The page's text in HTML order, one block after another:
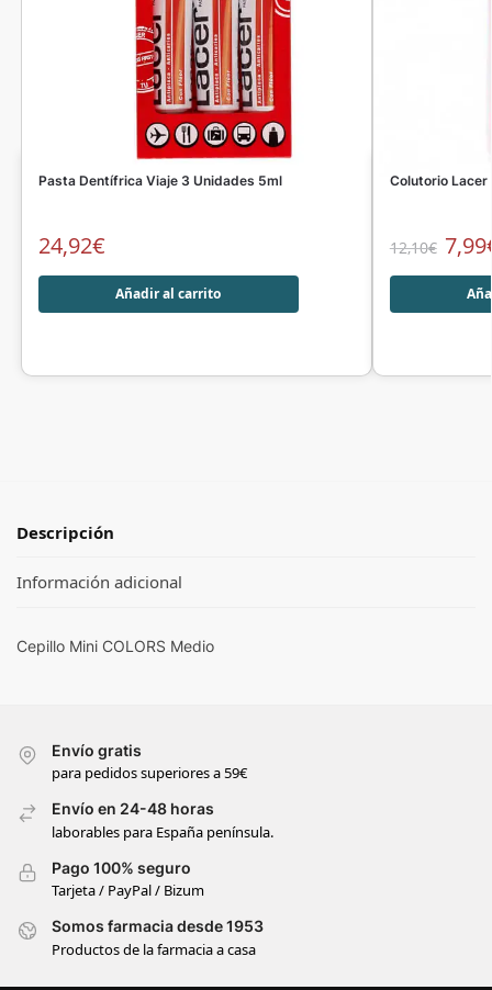
Pasta Dentífrica Viaje 3 Unidades 5ml
24,92€
Añadir al carrito
Colutorio Lacer
12,10€ 7,99
Descripción
Información adicional
Cepillo Mini COLORS Medio
Envío gratis
para pedidos superiores a 59€
Envío en 24-48 horas
laborables para España península.
Pago 100% seguro
Tarjeta / PayPal / Bizum
Somos farmacia desde 1953
Productos de la farmacia a casa